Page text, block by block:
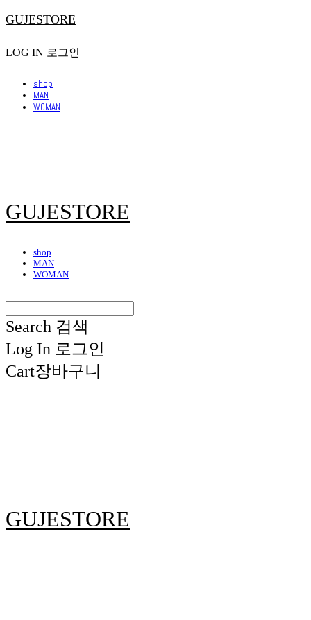
GUJESTORE
LOG IN 로그인
shop
MAN
WOMAN
GUJESTORE
shop
MAN
WOMAN
Search 검색
Log In 로그인
Cart장바구니
GUJESTORE